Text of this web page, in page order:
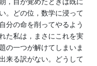
，目が覚めたときは既に
。どの位，数学に浸って
分の命を削ってやるよう
た私は，まさにこれを実
の一つが解けてしまいま
来る訳がない。どうして